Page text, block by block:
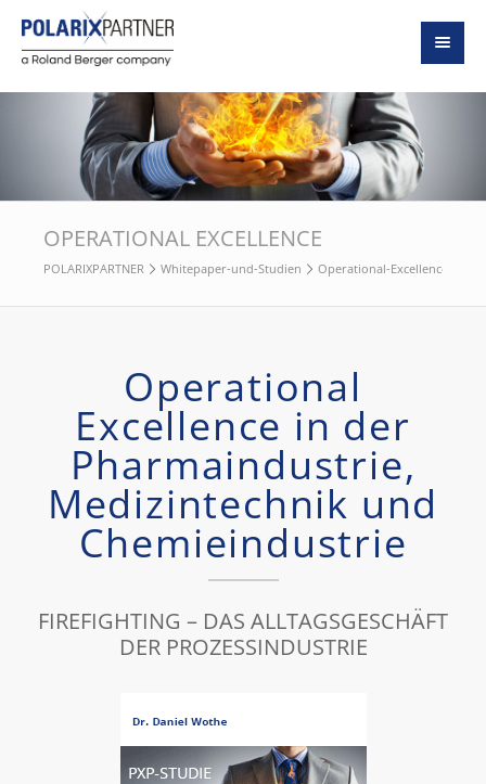
OPERATIONAL EXCELLENCE
POLARIXPARTNER Whitepaper-und-Studien Operational-Excellence-in-
Operational
Excellence in der
Pharmaindustrie,
Medizintechnik und
Chemieindustrie
FIREFIGHTING – DAS ALLTAGSGESCHÄFT
DER PROZESSINDUSTRIE